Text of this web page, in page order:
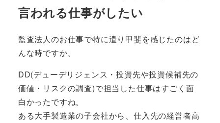
言われる仕事がしたい
監査法人のお仕事で特に遣り甲斐を感じたのはど
んな時ですか。
DD(デューデリジェンス・投資先や投資候補先の
価値・リスクの調査)で担当した仕事はすごく面
白かったですね。
ある大手製造業の子会社から、仕入先の経営者高